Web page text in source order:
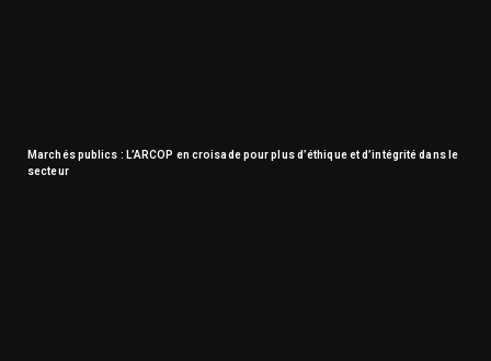
Marchés publics : L’ARCOP en croisade pour plus d’éthique et d’intégrité dans le
secteur